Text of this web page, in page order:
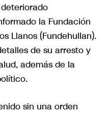
la Fundación
Llanos (Fundehullan).
de su arresto y
además de la
sin una orden